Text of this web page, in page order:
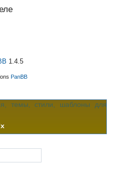
1.4.5
PanBB
x